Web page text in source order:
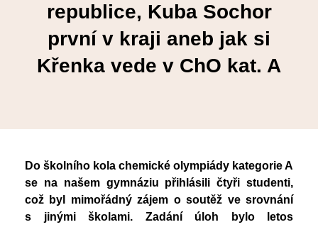
Virtuální prohlídka
Maturitní zkoušky
Volitelné semináře
SOČ
PoŠkole
GeoKecy
Křenoviny
Školní knihovna
Fotogalerie
Erasmus+
Nadační fond
Školská rada
Vzory žádostí
Dokumenty školy
republice, Kuba Sochor
první v kraji aneb jak si
Křenka vede v ChO kat. A
Do školního kola chemické olympiády kategorie A
se na našem gymnáziu přihlásili čtyři studenti,
což byl mimořádný zájem o soutěž ve srovnání
s jinými školami. Zadání úloh bylo letos